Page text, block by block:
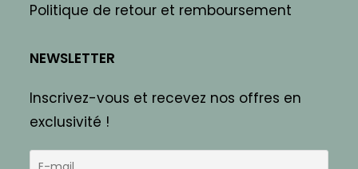
Politique de retour et remboursement
NEWSLETTER
Inscrivez-vous et recevez nos offres en
exclusivité !